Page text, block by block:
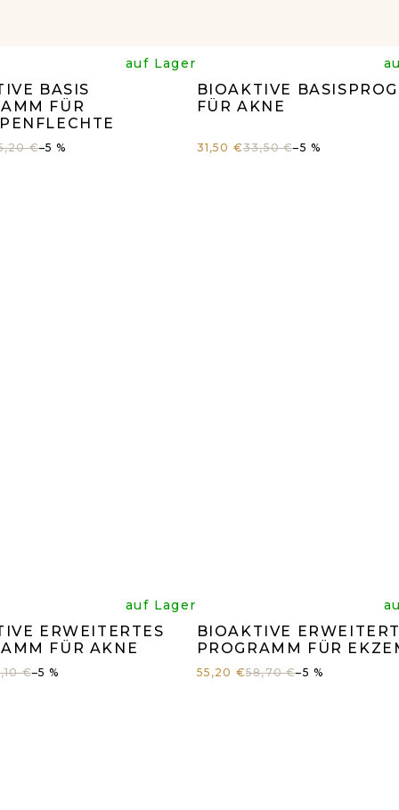
BASIS
FÜR
auf Lager
€–5 %
BIOAKTIVE
FÜR AKNE
Die
31,50 €33,50 €–5 %
ERWEITERTES
FÜR AKNE
auf Lager
€–5 %
BIOAKTIVE
PROGRAMM FÜR
Die
55,20 €58,70 €–5 %